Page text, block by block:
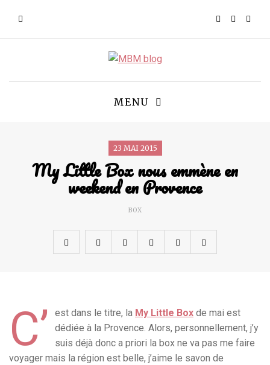
MENU
23 MAI 2015
My Little Box nous emmène en
weekend en Provence
BOX
C’ est dans le titre, la My Little Box de mai est
dédiée à la Provence. Alors, personnellement, j’y
suis déjà donc a priori la box ne va pas me faire
voyager mais la région est belle, j’aime le savon de